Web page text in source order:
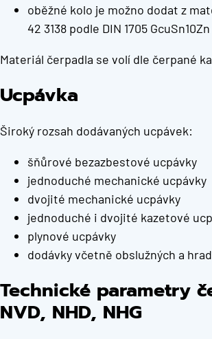
oběžné kolo je možno dodat z
42 3138 podle DIN 1705 GcuSn10Zn
Materiál čerpadla se volí dle čerpané
Ucpávka
Široký rozsah dodávaných ucpávek:
šňůrové bezazbestové ucpávky
jednoduché mechanické ucpávky
dvojité mechanické ucpávky
jednoduché i dvojité kazetové
plynové ucpávky
dodávky včetně obslužných a
Technické parametry
NVD, NHD, NHG